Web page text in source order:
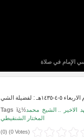
Tags ï¿½
الاخير .. الشيخ محمد
المختار الشنقيطي
(0) (0 Votes)